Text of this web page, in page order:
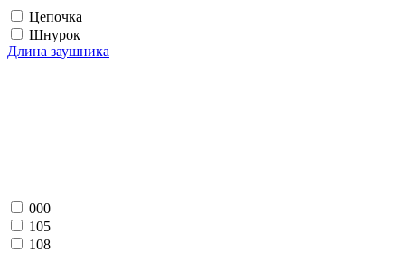
Цепочка
Шнурок
Длина заушника
000
105
108